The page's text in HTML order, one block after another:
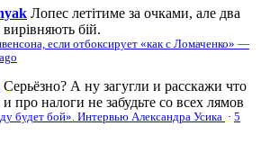
Лопес летітиме за очками, але два
бій.
если отбоксирует «как с Ломаченко» —
Серьёзно? А ну загугли и расскажи что
про налоги не забудьте со всех лямов
будет бой». Интервью Александра Усика · 5